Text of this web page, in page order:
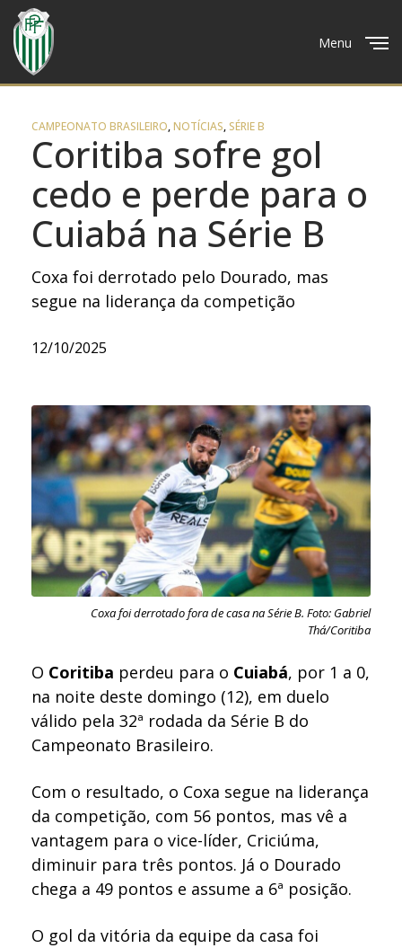
Menu
CAMPEONATO BRASILEIRO,NOTÍCIAS, SÉRIE B
Coritiba sofre gol
cedo e perde para o
Cuiabá na Série B
Coxa foi derrotado pelo Dourado, mas
segue na liderança da competição
12/10/2025
Coxa foi derrotado fora de casa na Série B. Foto: Gabriel
Thá/Coritiba
O Coritiba perdeu para o Cuiabá, por 1 a 0,
na noite deste domingo (12), em duelo
válido pela 32ª rodada da Série B do
Campeonato Brasileiro.
Com o resultado, o Coxa segue na liderança
da competição, com 56 pontos, mas vê a
vantagem para o vice-líder, Criciúma,
diminuir para três pontos. Já o Dourado
chega a 49 pontos e assume a 6ª posição.
O gol da vitória da equipe da casa foi